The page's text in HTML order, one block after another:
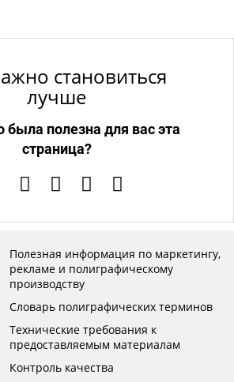
становиться
лучше
была полезна для вас эта
страница?
Полезная информация по маркетингу,
рекламе и полиграфическому
производству
Словарь полиграфических терминов
Технические требования к
предоставляемым материалам
Контроль качества